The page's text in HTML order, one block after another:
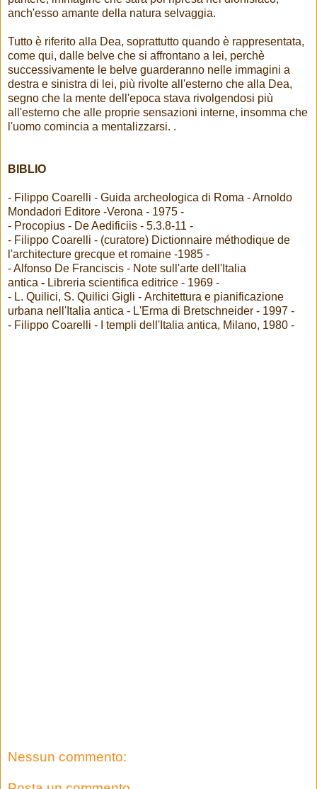
anch'esso amante della natura selvaggia.
Tutto è riferito alla Dea, soprattutto quando è rappresentata,
come qui, dalle belve che si affrontano a lei, perchè
successivamente le belve guarderanno nelle immagini a
destra e sinistra di lei, più rivolte all'esterno che alla Dea,
segno che la mente dell'epoca stava rivolgendosi più
all'esterno che alle proprie sensazioni interne, insomma che
l'uomo comincia a mentalizzarsi. .
BIBLIO
- Filippo Coarelli - Guida archeologica di Roma - Arnoldo
Mondadori Editore -Verona - 1975 -
- Procopius - De Aedificiis - 5.3.8-11 -
- Filippo Coarelli - (curatore) Dictionnaire méthodique de
l'architecture grecque et romaine -1985 -
- Alfonso De Franciscis - Note sull'arte dell'Italia
antica - Libreria scientifica editrice - 1969 -
- L. Quilici, S. Quilici Gigli - Architettura e pianificazione
urbana nell'Italia antica - L'Erma di Bretschneider - 1997 -
- Filippo Coarelli - I templi dell'Italia antica, Milano, 1980 -
Nessun commento: